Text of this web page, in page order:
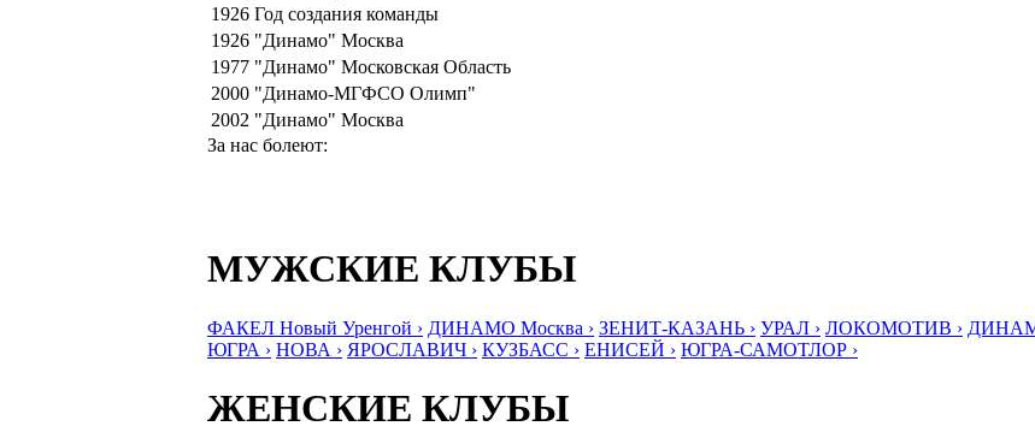
1926 Год создания команды
1926 "Динамо" Москва
1977 "Динамо" Московская Область
2000 "Динамо-МГФСО Олимп"
2002 "Динамо" Москва
За нас болеют:
МУЖСКИЕ КЛУБЫ
ФАКЕЛ Новый Уренгой › ДИНАМО Москва › ЗЕНИТ-КАЗАНЬ › УРАЛ › ЛОКОМОТИВ ›
ЮГРА › НОВА › ЯРОСЛАВИЧ › КУЗБАСС › ЕНИСЕЙ › ЮГРА-САМОТЛОР ›
ЖЕНСКИЕ КЛУБЫ